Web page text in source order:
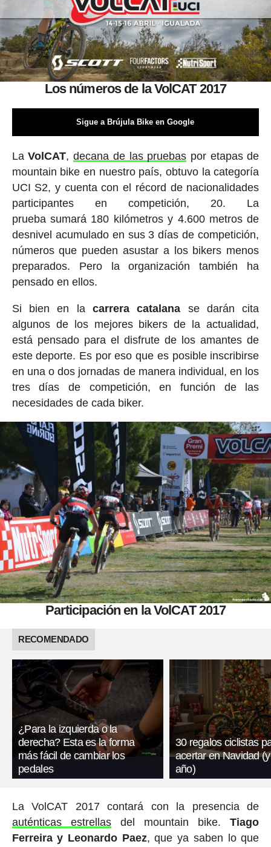
Los números de la VolCAT 2017
Sigue a Brújula Bike en Google
LaVolCAT,decana de las pruebas por etapas de
mountain bike en nuestro país, obtuvo la categoría
UCI S2, y cuenta con el récord de nacionalidades
participantes en competición, 20. La
prueba sumará 180 kilómetros y 4.600 metros de
desnivel acumulado en sus 3 días de competición,
números que pueden asustar a los bikers menos
preparados. Pero la organización también ha
pensado en ellos.
Si bien en la carrera catalana se darán cita
algunos de los mejores bikers de la actualidad,
está pensado para el disfrute de los amantes de
este deporte. Es por eso que es posible inscribirse
en una o dos jornadas de manera individual, en los
tres días de competición, en función de las
necesidades de cada biker.
Participación en la VolCAT 2017
RECOMENDADO
¿Para la izquierda o la
derecha? Esta es la forma
más fácil de cambiar los
pedales
30 regalos ciclistas
acertar en Navidad
año)
La VolCAT 2017 contará con la presencia de
auténticas estrellasdel mountain bike.Tiago
Ferreira y Leonardo Paez, que ya saben lo que